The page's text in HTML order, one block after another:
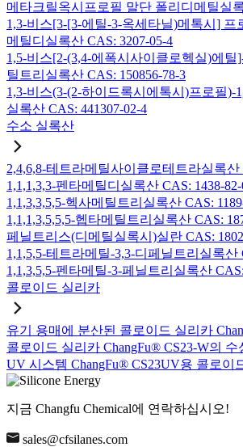
메타크릴옥시프로필 말단 폴리디메틸실
1,3-비스[3-[3-에틸-3-옥세타닐)메톡시] 프
메틸디실록산 CAS: 3207-05-4
1,5-비스[2-(3,4-에폭시사이클로헥실)에틸
틸트리실록산 CAS: 150856-78-3
1,3-비스(3-(2-하이드록시에톡시)프로필)-
실록산 CAS: 441307-02-4
수소 실록산
2,4,6,8-테트라메틸사이클로테트라실록산
1,1,1,3,3-펜타메틸디실록산 CAS: 1438-
1,1,3,3,5,5-헥사메틸트리실록산 CAS:
1,1,1,3,5,5,5-헵타메틸트리실록산 CAS:
페닐트리스(디메틸실록시)실란 CAS:
1,1,5,5-테트라메틸-3,3-디페닐트리실록산
1,1,3,5,5-펜타메틸-3-페닐트리실록산
콜로이드 실리카
유기 용매에 분산된 콜로이드 실리카
콜로이드 실리카 ChangFu® CS23-W의 수
UV 시스템 ChangFu® CS23UV용 콜로이
지금 Changfu Chemical에 연락하십시오!
sales@cfsilanes.com